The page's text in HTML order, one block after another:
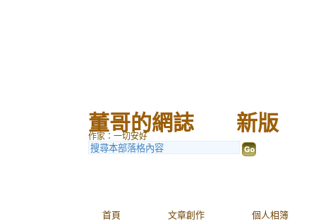
董哥的網誌 新版
首頁 文章創作 個人相簿
作家：一切安好